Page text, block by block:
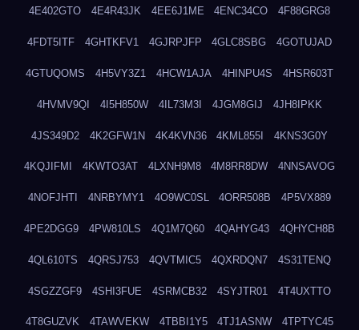
4E402GTO 4E4R43JK 4EE6J1ME 4ENC34CO 4F88GRG8
4FDT5ITF 4GHTKFV1 4GJRPJFP 4GLC8SBG 4GOTUJAD
4GTUQOMS 4H5VY3Z1 4HCW1AJA 4HINPU4S 4HSR603T
4HVMV9QI 4I5H850W 4IL73M3I 4JGM8GIJ 4JH8IPKK
4JS349D2 4K2GFW1N 4K4KVN36 4KML855I 4KNS3G0Y
4KQJIFMI 4KWTO3AT 4LXNH9M8 4M8RR8DW 4NNSAVOG
4NOFJHTI 4NRBYMY1 4O9WC0SL 4ORR508B 4P5VX889
4PE2DGG9 4PW810LS 4Q1M7Q60 4QAHYG43 4QHYCH8B
4QL610TS 4QRSJ753 4QVTMIC5 4QXRDQN7 4S31TENQ
4SGZZGF9 4SHI3FUE 4SRMCB32 4SYJTR01 4T4UXTTO
4T8GUZVK 4TAWVEKW 4TBBI1Y5 4TJ1ASNW 4TPTYC45